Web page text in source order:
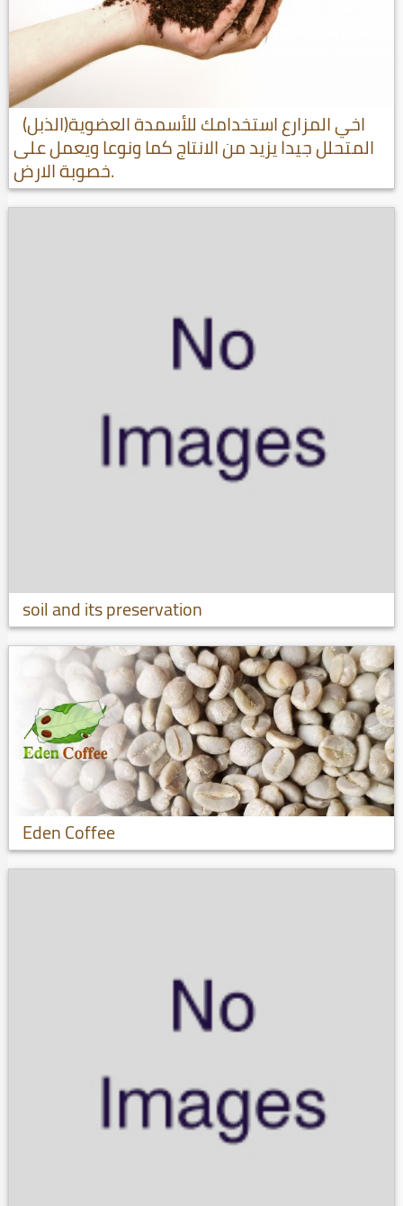
اخي المزارع استخدامك للأسمدة العضوية(الذبل)
المتحلل جيدا يزيد من الانتاج كما ونوعا ويعمل على
خصوبة الارض.
soil and its preservation
Eden Coffee